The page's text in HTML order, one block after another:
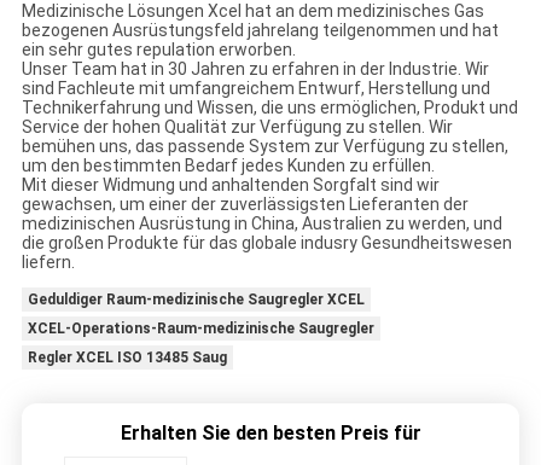
Medizinische Lösungen Xcel hat an dem medizinisches Gas
bezogenen Ausrüstungsfeld jahrelang teilgenommen und hat
ein sehr gutes repulation erworben.
Unser Team hat in 30 Jahren zu erfahren in der Industrie. Wir
sind Fachleute mit umfangreichem Entwurf, Herstellung und
Technikerfahrung und Wissen, die uns ermöglichen, Produkt und
Service der hohen Qualität zur Verfügung zu stellen. Wir
bemühen uns, das passende System zur Verfügung zu stellen,
um den bestimmten Bedarf jedes Kunden zu erfüllen.
Mit dieser Widmung und anhaltenden Sorgfalt sind wir
gewachsen, um einer der zuverlässigsten Lieferanten der
medizinischen Ausrüstung in China, Australien zu werden, und
die großen Produkte für das globale indusry Gesundheitswesen
liefern.
Geduldiger Raum-medizinische Saugregler XCEL
XCEL-Operations-Raum-medizinische Saugregler
Regler XCEL ISO 13485 Saug
Erhalten Sie den besten Preis für